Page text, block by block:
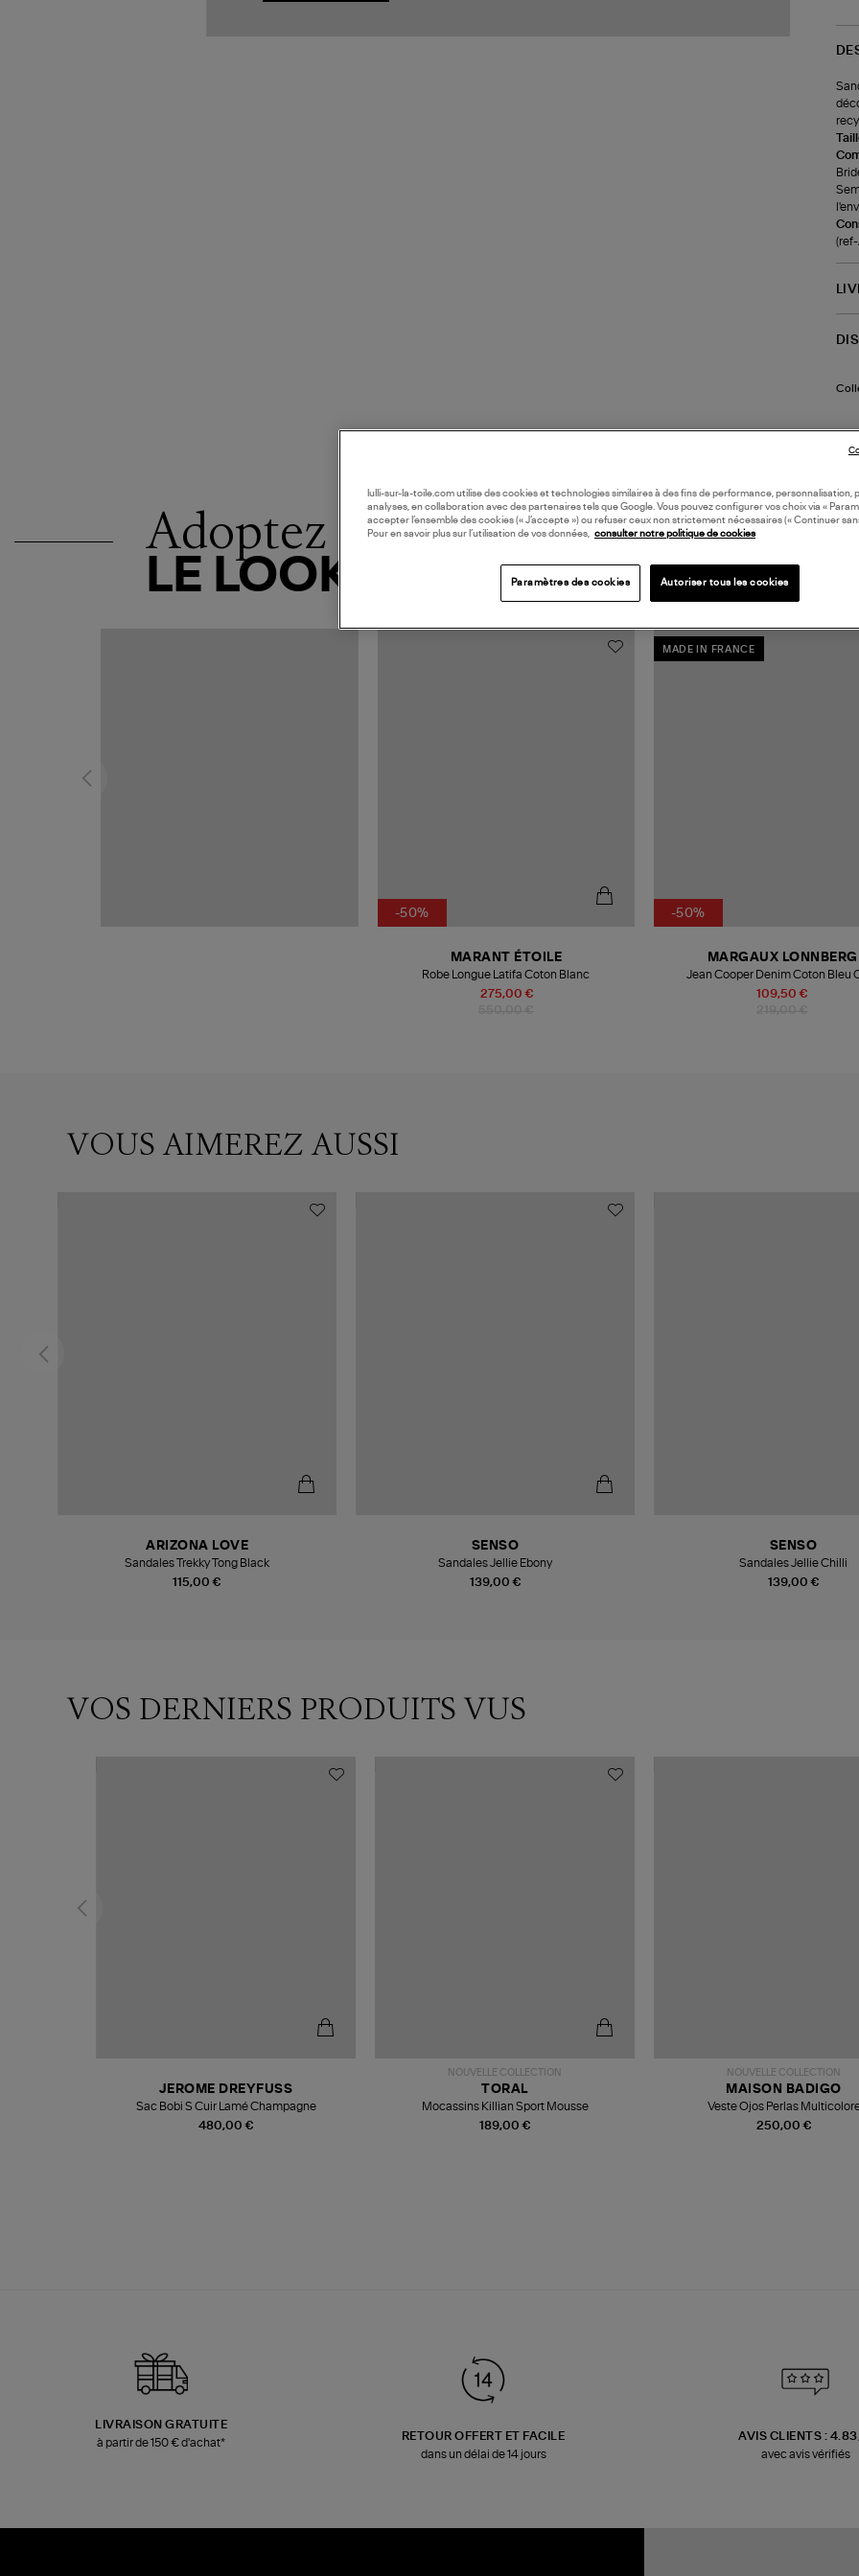
(ref-
Adoptez
LE LOOK
-50%
275,00 €
MARANT ÉTOILE
Robe Longue Latifa Coton Blanc
MADE IN FRANCE
-50%
109,50 €
MARGAUX LONNBERG
Jean Cooper Denim Coton Bleu
VOUS AIMEREZ AUSSI
115,00 €
ARIZONA LOVE
Sandales Trekky Tong Black
139,00 €
SENSO
Sandales Jellie Ebony
139,00 €
SENSO
Sandales Jellie Chilli
VOS DERNIERS PRODUITS VUS
480,00 €
JEROME DREYFUSS
Sac Bobi S Cuir Lamé Champagne
NOUVELLE COLLECTION
189,00 €
TORAL
Mocassins Killian Sport Mousse
NOUVELLE COLLECTION
250,00 €
MAISON BADIGO
Veste Ojos Perlas
LIVRAISON GRATUITE
à partir de 150 € d'achat*
RETOUR OFFERT ET FACILE
dans un délai de 14 jours
AVIS CLIENTS :
avec avis vérifiés
lulli-sur-la-toile.com utilise des cookies et technologies similaires à des fins de performance, personnalisation,
analyses, en collaboration avec des partenaires tels que Google. Vous pouvez configurer vos choix via «
accepter l’ensemble des cookies (« J’accepte ») ou refuser ceux non strictement nécessaires (« Continuer
Pour en savoir plus sur l’utilisation de vos données, consulter notre politique de cookies
Paramètres des cookies Autoriser tous les cookies